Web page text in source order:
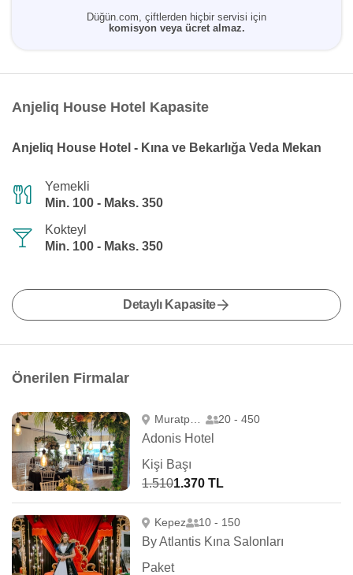
Düğün.com, çiftlerden hiçbir servisi için
komisyon veya ücret almaz.
Anjeliq House Hotel Kapasite
Anjeliq House Hotel - Kına ve Bekarlığa Veda Mekan
Yemekli
Min. 100 - Maks. 350
Kokteyl
Min. 100 - Maks. 350
Detaylı Kapasite
Önerilen Firmalar
Muratpaşa 20 - 450
Adonis Hotel
Kişi Başı
1.5101.370 TL
Kepez 10 - 150
By Atlantis Kına Salonları
Paket